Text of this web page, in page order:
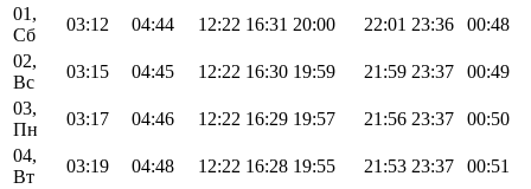
01,
Сб
03:12 04:44 12:22 16:31 20:00 22:01 23:36
00:48
02,
Вс
03:15 04:45 12:22 16:30 19:59 21:59 23:37
00:49
03,
Пн
03:17 04:46 12:22 16:29 19:57 21:56 23:37
00:50
04,
Вт
03:19 04:48 12:22 16:28 19:55 21:53 23:37
00:51